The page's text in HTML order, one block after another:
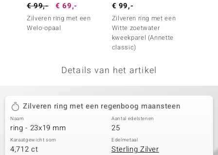
€ 99,- € 69,-
Zilveren ring met een
Welo-opaal
€ 99,-
Zilveren ring met een
Witte zoetwater
kweekparel (Annette
classic)
Details van het artikel
Zilveren ring met een regenboog maansteen
Naam
ring - 23x19 mm
Aantal edelstenen
25
Karaatgewicht som
4,712 ct
Edelmetaal
Sterling Zilver